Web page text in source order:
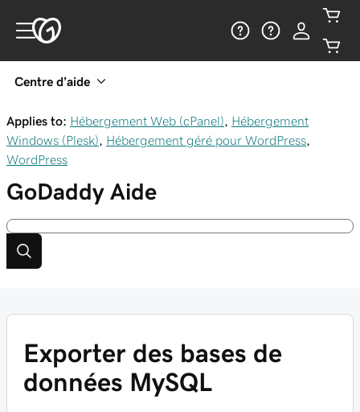
Centre d’aide
Applies to: Hébergement Web (cPanel)
Hébergement
Windows (Plesk)
Hébergement géré pour WordPress
WordPress
GoDaddy Aide
Exporter des bases de
données MySQL